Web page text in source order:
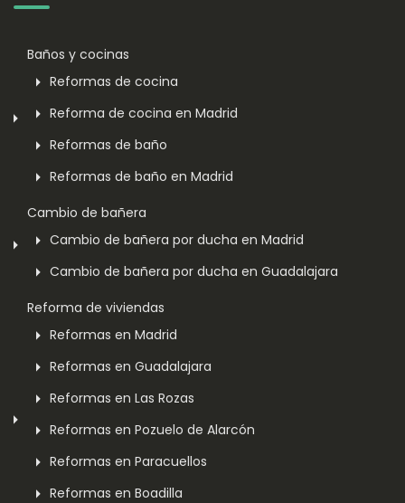
Baños y cocinas
Reformas de cocina
Reforma de cocina en Madrid
Reformas de baño
Reformas de baño en Madrid
Cambio de bañera
Cambio de bañera por ducha en Madrid
Cambio de bañera por ducha en Guadalajara
Reforma de viviendas
Reformas en Madrid
Reformas en Guadalajara
Reformas en Las Rozas
Reformas en Pozuelo de Alarcón
Reformas en Paracuellos
Reformas en Boadilla